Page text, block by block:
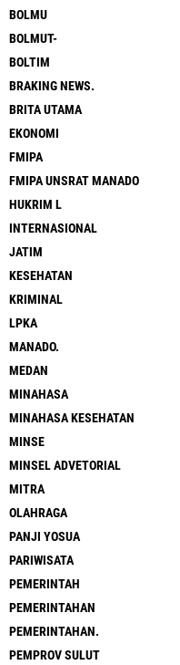
BOLMU
BOLMUT-
BOLTIM
BRAKING NEWS.
BRITA UTAMA
EKONOMI
FMIPA
FMIPA UNSRAT MANADO
HUKRIM L
INTERNASIONAL
JATIM
KESEHATAN
KRIMINAL
LPKA
MANADO.
MEDAN
MINAHASA
MINAHASA KESEHATAN
MINSE
MINSEL ADVETORIAL
MITRA
OLAHRAGA
PANJI YOSUA
PARIWISATA
PEMERINTAH
PEMERINTAHAN
PEMERINTAHAN.
PEMPROV SULUT